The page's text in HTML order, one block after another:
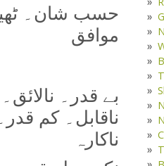
حسب شان۔
موافق
بے قدر۔
ناقابل۔ کم
ناکارہ